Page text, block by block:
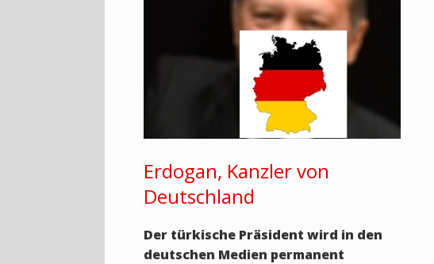
Erdogan, Kanzler von
Deutschland
Der türkische Präsident wird in den
deutschen Medien permanent